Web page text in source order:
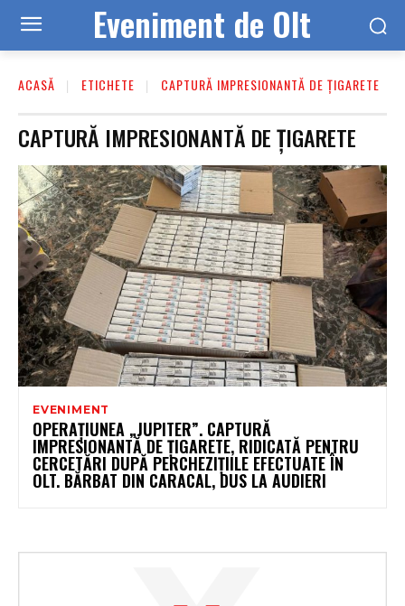
Eveniment de Olt
ACASĂ ETICHETE CAPTURĂ IMPRESIONANTĂ DE ȚIGARETE
CAPTURĂ IMPRESIONANTĂ DE ȚIGARETE
EVENIMENT
OPERAȚIUNEA „JUPITER”. CAPTURĂ
IMPRESIONANTĂ DE ȚIGARETE, RIDICATĂ PENTRU
CERCETĂRI DUPĂ PERCHEZIȚIILE EFECTUATE ÎN
OLT. BĂRBAT DIN CARACAL, DUS LA AUDIERI